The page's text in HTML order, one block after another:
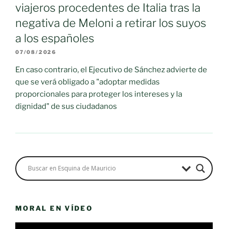
viajeros procedentes de Italia tras la
negativa de Meloni a retirar los suyos
a los españoles
07/08/2026
En caso contrario, el Ejecutivo de Sánchez advierte de
que se verá obligado a "adoptar medidas
proporcionales para proteger los intereses y la
dignidad" de sus ciudadanos
MORAL EN VÍDEO